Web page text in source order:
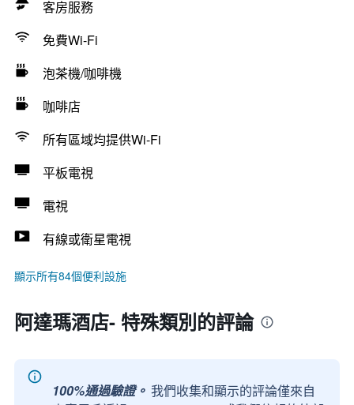
客房服務
免費Wi-Fi
泡茶機/咖啡機
咖啡店
所有區域均提供Wi-Fi
平板電視
電視
有線或衛星電視
顯示所有84個便利設施
阿達瑪酒店- 特殊類別的評論
100%通過驗證。 我們收集和顯示的評論僅來自